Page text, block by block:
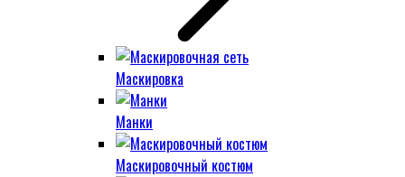
Маскировка
Манки
Маскировочный костюм